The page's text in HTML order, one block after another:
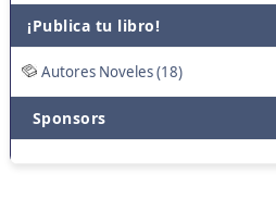
¡Publica tu libro!
Autores Noveles (18)
Sponsors